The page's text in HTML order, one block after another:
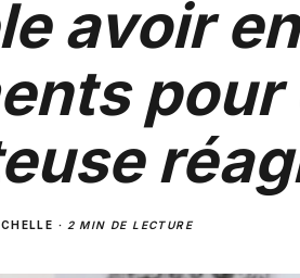
avoir
pour
· 2 MIN DE LECTURE